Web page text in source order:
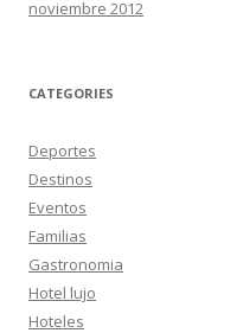
noviembre 2012
CATEGORIES
Deportes
Destinos
Eventos
Familias
Gastronomia
Hotel lujo
Hoteles